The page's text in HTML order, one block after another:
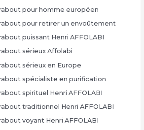
pour homme européen
pour retirer un envoûtement
puissant Henri AFFOLABI
sérieux Affolabi
sérieux en Europe
spécialiste en purification
spirituel Henri AFFOLABI
traditionnel Henri AFFOLABI
voyant Henri AFFOLABI